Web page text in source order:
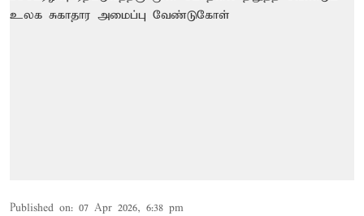
Published on: 07 Apr 2026, 6:38 pm